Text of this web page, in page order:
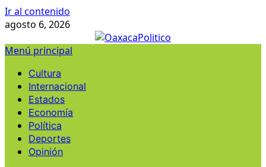
Ir al contenido
agosto 6, 2026
Menú principal
Cultura
Internacional
Estados
Economía
Política
Deportes
Opinión